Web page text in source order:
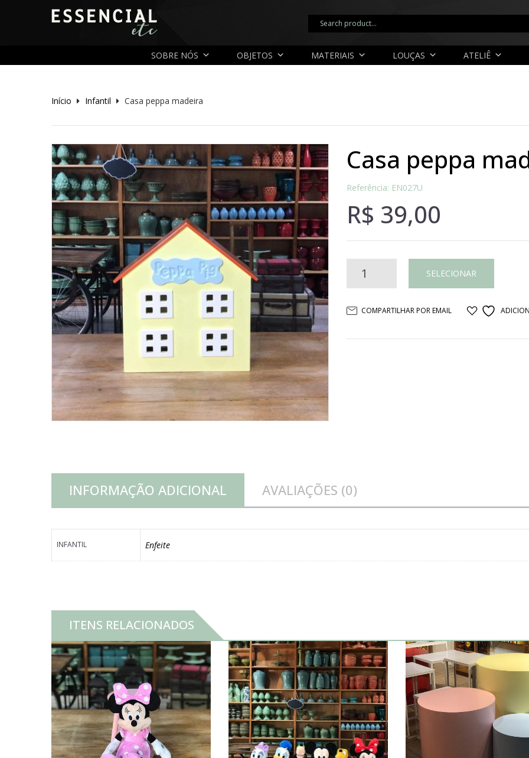
SOBRE NÓS OBJETOS MATERIAIS LOUÇAS ATELIÊ
Início Infantil Casa peppa madeira
casa peppa
Referência: EN027U
R$ 39,00
Casa SELECIONAR
COMPARTILHAR POR EMAIL
INFORMAÇÃO ADICIONAL AVALIAÇÕES (0)
INFANTIL Enfeite
ITENS RELACIONADOS